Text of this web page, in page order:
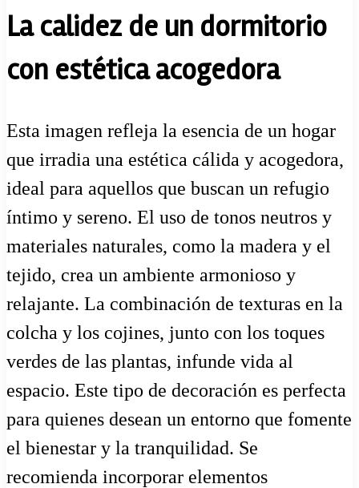
La calidez de un dormitorio
con estética acogedora
Esta imagen refleja la esencia de un hogar
que irradia una estética cálida y acogedora,
ideal para aquellos que buscan un refugio
íntimo y sereno. El uso de tonos neutros y
materiales naturales, como la madera y el
tejido, crea un ambiente armonioso y
relajante. La combinación de texturas en la
colcha y los cojines, junto con los toques
verdes de las plantas, infunde vida al
espacio. Este tipo de decoración es perfecta
para quienes desean un entorno que fomente
el bienestar y la tranquilidad. Se
recomienda incorporar elementos